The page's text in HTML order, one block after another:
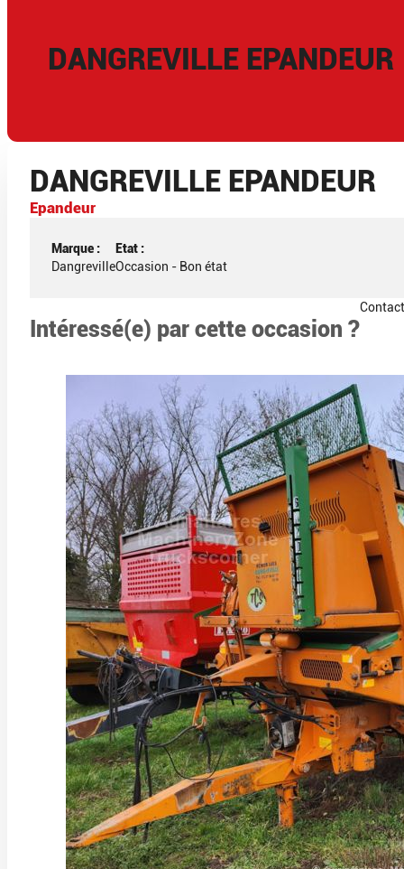
DANGREVILLE EPANDEUR
DANGREVILLE EPANDEUR
Epandeur
Marque :
Dangreville
Etat :
Occasion - Bon état
Intéressé(e) par cette occasion ?